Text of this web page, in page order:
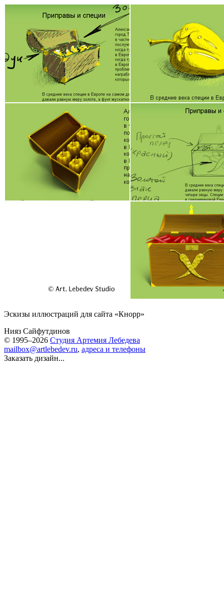
Эскизы иллюстраций для сайта «Кнорр»
Нияз Сайфутдинов
© 1995–2026 Студия Артемия Лебедева
mailbox@artlebedev.ru, адреса и телефоны
Заказать дизайн...